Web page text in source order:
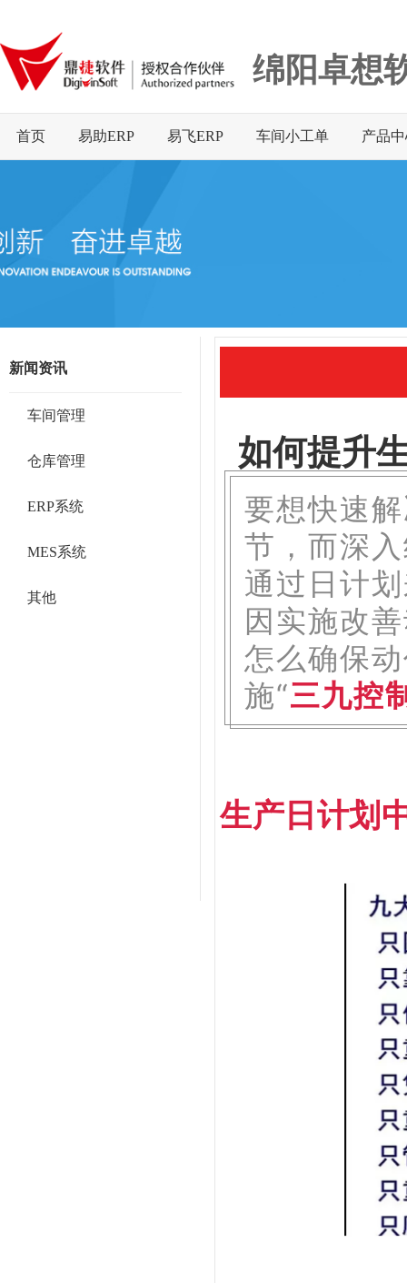
绵阳卓想
首页 易助ERP 易飞ERP 车间小工单 产品
新闻资讯
车间管理
仓库管理
ERP系统
MES系统
其他
如何提升
要想快速
节，而深
通过日计
因实施改
怎么确保
施“三九控
生产日计划